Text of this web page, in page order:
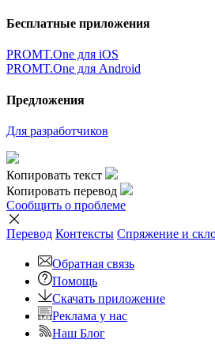
Бесплатные приложения
PROMT.One для iOS
PROMT.One для Android
Предложения
Для разработчиков
Копировать текст
Копировать перевод
Сообщить о проблеме
Перевод Контексты Спряжение и
Обратная связь
Помощь
Скачать приложение
Реклама у нас
Наш Блог